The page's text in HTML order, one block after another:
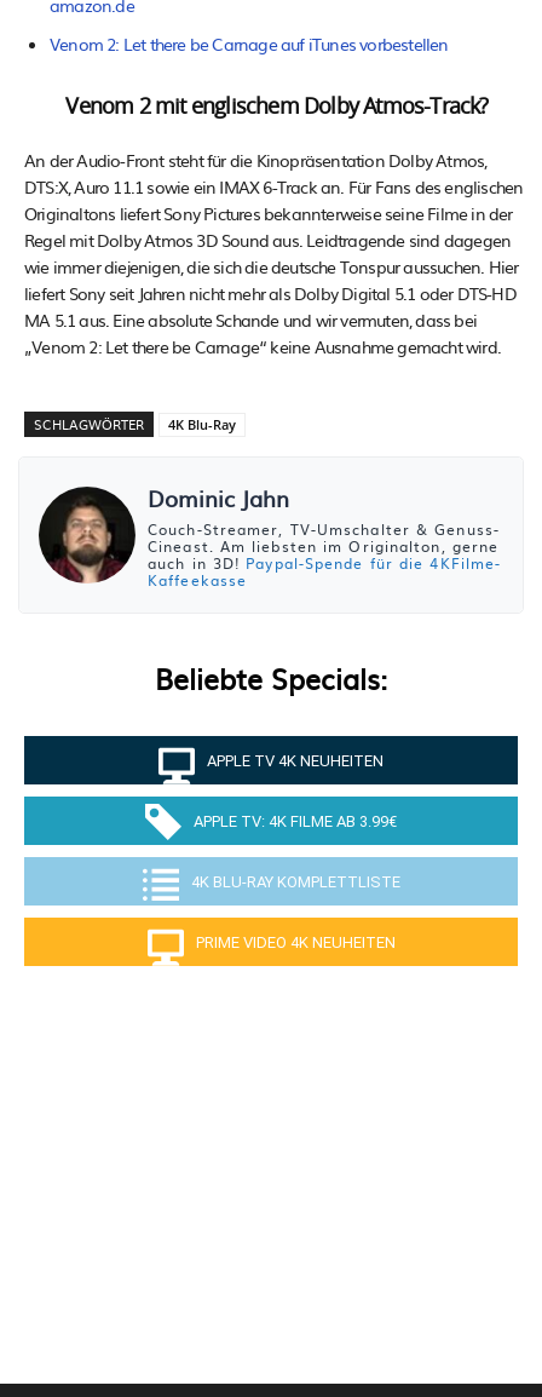
Venom 2: Let there be Carnage auf iTunes vorbestellen
Venom 2 mit englischem Dolby Atmos-Track?
An der Audio-Front steht für die Kinopräsentation Dolby Atmos,
DTS:X, Auro 11.1 sowie ein IMAX 6-Track an. Für Fans des englischen
Originaltons liefert Sony Pictures bekannterweise seine Filme in der
Regel mit Dolby Atmos 3D Sound aus. Leidtragende sind dagegen
wie immer diejenigen, die sich die deutsche Tonspur aussuchen. Hier
liefert Sony seit Jahren nicht mehr als Dolby Digital 5.1 oder DTS-HD
MA 5.1 aus. Eine absolute Schande und wir vermuten, dass bei
„Venom 2: Let there be Carnage“ keine Ausnahme gemacht wird.
SCHLAGWÖRTER 4K Blu-Ray
Dominic Jahn
Couch-Streamer, TV-Umschalter & Genuss-
Cineast. Am liebsten im Originalton, gerne
auch in 3D! Paypal-Spende für die 4KFilme-
Kaffeekasse
Beliebte Specials:
APPLE TV 4K NEUHEITEN
APPLE TV: 4K FILME AB 3.99€
4K BLU-RAY KOMPLETTLISTE
PRIME VIDEO 4K NEUHEITEN